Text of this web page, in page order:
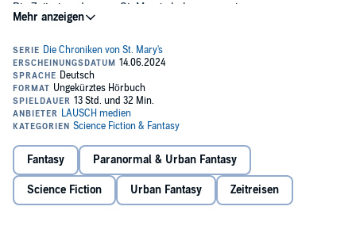
Die Zeitreisenden von St. Mary’s bekommen einen neuen
Vorgesetzten. Klar, dass er nicht die ganze Wahrheit verträgt. Warum
Schließlich muss er ja nicht wissen, dass Madeleine "Max" Maxwell
Excalibur entdeckt, für St. Mary’s gerettet und schließlich doch
wieder zurück in die Vergangenheit gebracht hat.
Maxwell mal wieder seinen Lauf, bis hin zu dem möglicherweise
etwas peinlichen Zwischenfall mit der Zeitpolizei ...
©2023 Blanvalet Verlag München (P)2024 LAUSCH Phantastische
Hörbücher
Fantasy Paranormal & Urban Fantasy
Science Fiction Urban Fantasy Zeitreisen